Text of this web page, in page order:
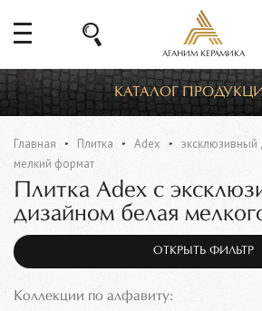
АГАНИМ КЕРАМИКА
КАТАЛОГ
Главная Плитка Adex эксклюзивный
мелкий формат
Плитка Adex с
дизайном белая
ОТКРЫТЬ ФИЛЬТР
Коллекции по алфавиту: